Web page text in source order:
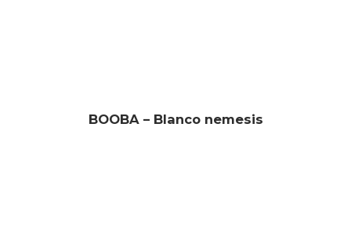
BOOBA – Blanco nemesis